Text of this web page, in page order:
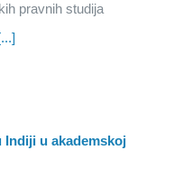
pravnih studija
Indiji u akademskoj